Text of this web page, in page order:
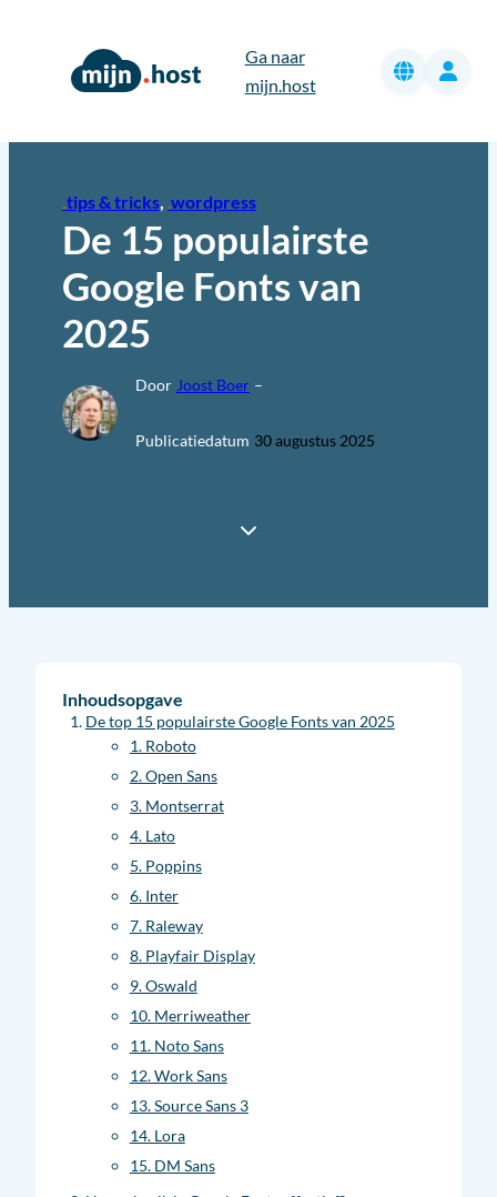
Ga naar
mijn.host
tips & tricks, wordpress
De 15 populairste
Google Fonts van
2025
Door Joost Boer –
Publicatiedatum 30 augustus 2025
Inhoudsopgave
De top 15 populairste Google Fonts van 2025
1. Roboto
2. Open Sans
3. Montserrat
4. Lato
5. Poppins
6. Inter
7. Raleway
8. Playfair Display
9. Oswald
10. Merriweather
11. Noto Sans
12. Work Sans
13. Source Sans 3
14. Lora
15. DM Sans